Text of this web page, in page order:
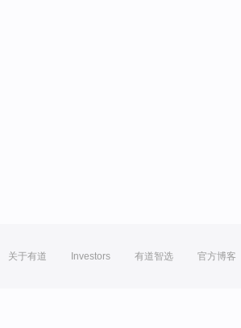
关于有道 Investors 有道智选 官方博客